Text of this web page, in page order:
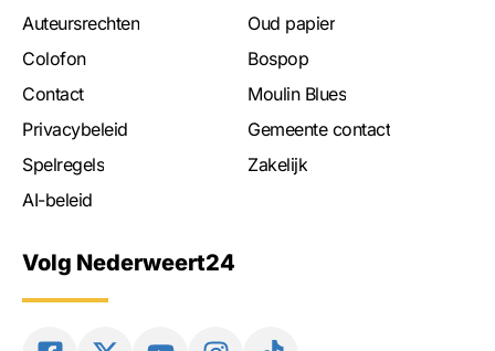
Auteursrechten
Colofon
Contact
Privacybeleid
Spelregels
AI-beleid
Oud papier
Bospop
Moulin Blues
Gemeente contact
Zakelijk
Volg Nederweert24